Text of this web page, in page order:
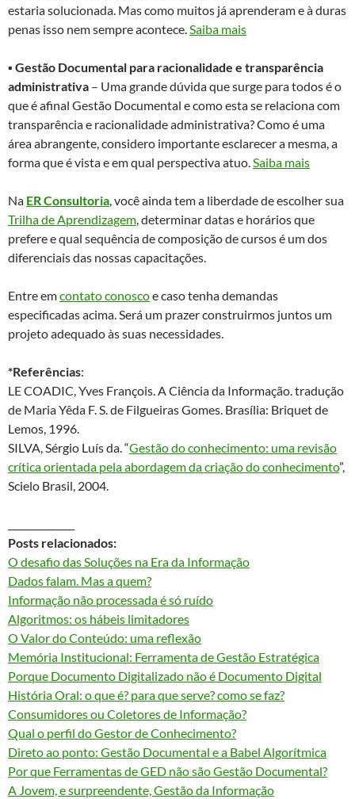
estaria solucionada. Mas como muitos já aprenderam e à duras
penas isso nem sempre acontece.Saiba mais
▪ Gestão Documental para racionalidade e transparência
administrativa – Uma grande dúvida que surge para todos é o
que é afinal Gestão Documental e como esta se relaciona com
transparência e racionalidade administrativa? Como é uma
área abrangente, considero importante esclarecer a mesma, a
forma que é vista e em qual perspectiva atuo.Saiba mais
Na ER Consultoria, você ainda tem a liberdade de escolher sua
Trilha de Aprendizagem, determinar datas e horários que
prefere e qual sequência de composição de cursos é um dos
diferenciais das nossas capacitações.
Entre emcontato conoscoe caso tenha demandas
especificadas acima. Será um prazer construirmos juntos um
projeto adequado às suas necessidades.
*Referências:
LE COADIC, Yves François. A Ciência da Informação. tradução
de Maria Yêda F. S. de Filgueiras Gomes. Brasília: Briquet de
Lemos, 1996.
SILVA, Sérgio Luís da. “Gestão do conhecimento: uma revisão
crítica orientada pela abordagem da criação do conhecimento”,
Scielo Brasil, 2004.
Posts relacionados:
O desafio das Soluções na Era da Informação
Dados falam. Mas a quem?
Informação não processada é só ruído
Algoritmos: os hábeis limitadores
O Valor do Conteúdo: uma reflexão
Memória Institucional: Ferramenta de Gestão Estratégica
Porque Documento Digitalizado não é Documento Digital
História Oral: o que é? para que serve? como se faz?
Consumidores ou Coletores de Informação?
Qual o perfil do Gestor de Conhecimento?
Direto ao ponto: Gestão Documental e a Babel Algorítmica
Por que Ferramentas de GED não são Gestão Documental?
A Jovem, e surpreendente, Gestão da Informação